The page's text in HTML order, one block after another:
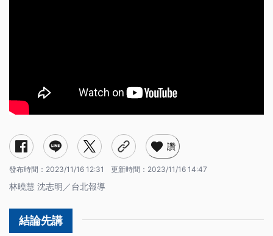
讚
發布時間： 2023/11/16 12:31 更新時間： 2023/11/16 14:47
林曉慧 沈志明／台北報導